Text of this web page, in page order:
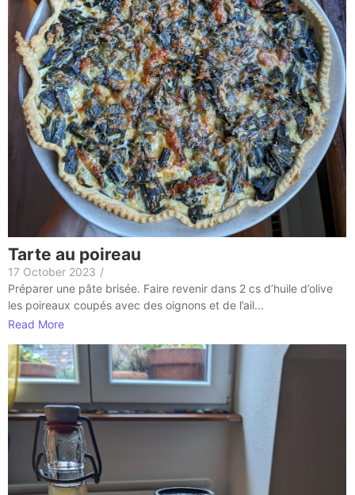
Tarte au poireau
17 October 2023 /
Préparer une pâte brisée. Faire revenir dans 2 cs d’huile d’olive
les poireaux coupés avec des oignons et de l’ail...
Read More